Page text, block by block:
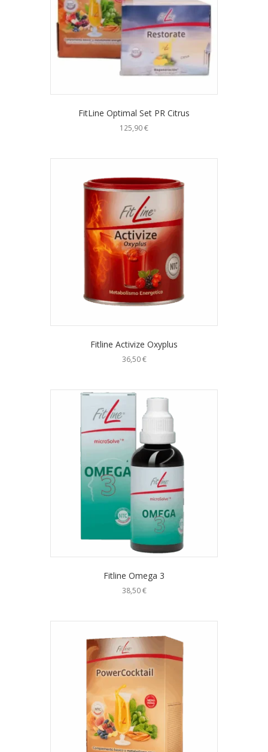
FitLine Optimal Set PR Citrus
125,90€
Fitline Activize Oxyplus
36,50€
Fitline Omega 3
38,50€